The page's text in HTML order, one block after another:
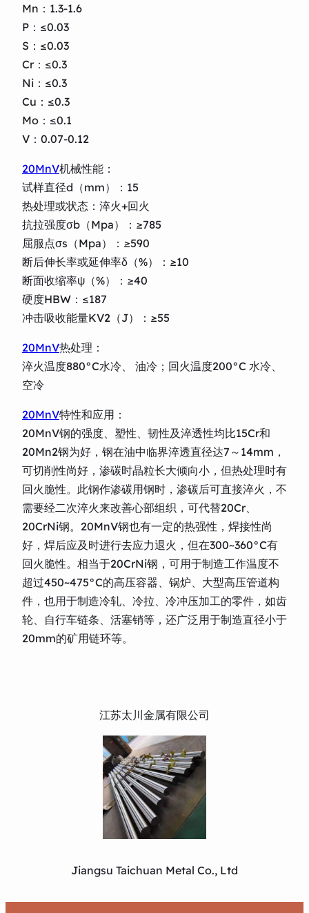
Mn：1.3-1.6
P：≤0.03
S：≤0.03
Cr：≤0.3
Ni：≤0.3
Cu：≤0.3
Mo：≤0.1
V：0.07-0.12
20MnV机械性能：
试样直径d（mm）：15
热处理或状态：淬火+回火
抗拉强度σb（Mpa）：≥785
屈服点σs（Mpa）：≥590
断后伸长率或延伸率δ（%）：≥10
断面收缩率ψ（%）：≥40
硬度HBW：≤187
冲击吸收能量KV2（J）：≥55
20MnV热处理：
淬火温度880°C水冷、 油冷；回火温度200°C 水冷、
空冷
20MnV特性和应用：
20MnV钢的强度、塑性、韧性及淬透性均比15Cr和
20Mn2钢为好，钢在油中临界淬透直径达7～14mm，
可切削性尚好，渗碳时晶粒长大倾向小，但热处理时有
回火脆性。此钢作渗碳用钢时，渗碳后可直接淬火，不
需要经二次淬火来改善心部组织，可代替20Cr、
20CrNi钢。20MnV钢也有一定的热强性，焊接性尚
好，焊后应及时进行去应力退火，但在300~360°C有
回火脆性。相当于20CrNi钢，可用于制造工作温度不
超过450~475°C的高压容器、锅炉、大型高压管道构
件，也用于制造冷轧、冷拉、冷冲压加工的零件，如齿
轮、自行车链条、活塞销等，还广泛用于制造直径小于
20mm的矿用链环等。
江苏太川金属有限公司
Jiangsu Taichuan Metal Co., Ltd